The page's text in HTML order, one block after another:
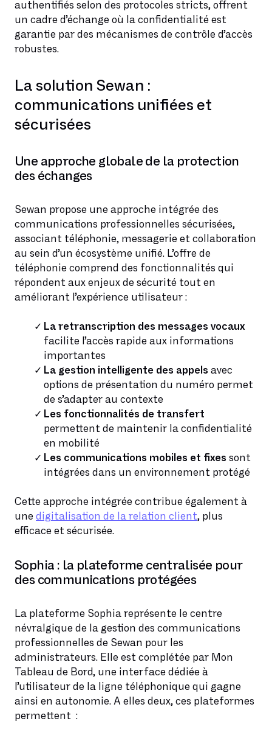
authentifiés selon des protocoles stricts, offrent
un cadre d’échange où la confidentialité est
garantie par des mécanismes de contrôle d’accès
robustes.
La solution Sewan :
communications unifiées et
sécurisées
Une approche globale de la protection
des échanges
Sewan propose une approche intégrée des
communications professionnelles sécurisées,
associant téléphonie, messagerie et collaboration
au sein d’un écosystème unifié. L’offre de
téléphonie comprend des fonctionnalités qui
répondent aux enjeux de sécurité tout en
améliorant l’expérience utilisateur :
La retranscription des messages vocaux
facilite l’accès rapide aux informations
importantes
La gestion intelligente des appels avec
options de présentation du numéro permet
de s’adapter au contexte
Les fonctionnalités de transfert
permettent de maintenir la confidentialité
en mobilité
Les communications mobiles et fixes sont
intégrées dans un environnement protégé
Cette approche intégrée contribue également à
une digitalisation de la relation client, plus
efficace et sécurisée.
Sophia : la plateforme centralisée pour
des communications protégées
La plateforme Sophia représente le centre
névralgique de la gestion des communications
professionnelles de Sewan pour les
administrateurs. Elle est complétée par Mon
Tableau de Bord, une interface dédiée à
l’utilisateur de la ligne téléphonique qui gagne
ainsi en autonomie. A elles deux, ces plateformes
permettent :